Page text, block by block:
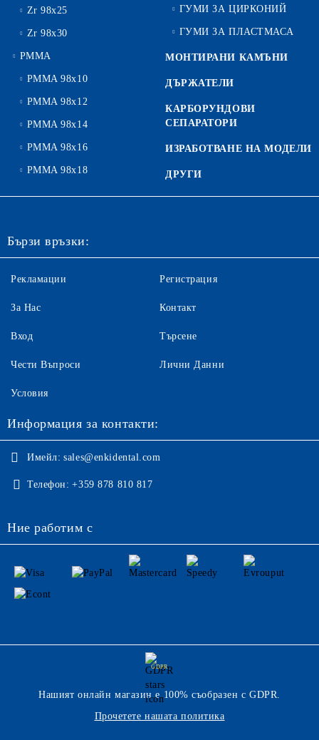
Zr 98x25
Zr 98x30
PMMA
PMMA 98x10
PMMA 98x12
PMMA 98x14
PMMA 98x16
PMMA 98x18
ГУМИ ЗА ЦИРКОНИЙ
ГУМИ ЗА ПЛАСТМАСА
МОНТИРАНИ КАМЪНИ
ДЪРЖАТЕЛИ
КАРБОРУНДОВИ
СЕПАРАТОРИ
ИЗРАБОТВАНЕ НА МОДЕЛИ
ДРУГИ
Бързи връзки:
Рекламации
За Нас
Вход
Чести Въпроси
Регистрация
Контакт
Търсене
Лични Данни
Условия
Информация за контакти:
Имейл: sales@enkidental.com
Телефон: +359 878 810 817
Ние работим с
GDPR
Нашият онлайн магазин е 100% съобразен с GDPR.
Прочетете нашата политика